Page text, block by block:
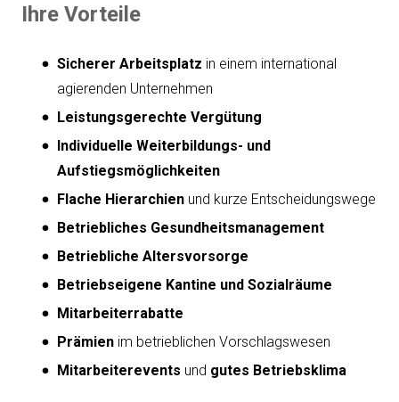
Ihre Vorteile
Sicherer Arbeitsplatz in einem international
agierenden Unternehmen
Leistungsgerechte Vergütung
Individuelle Weiterbildungs- und
Aufstiegsmöglichkeiten
Flache Hierarchien und kurze Entscheidungswege
Betriebliches Gesundheitsmanagement
Betriebliche Altersvorsorge
Betriebseigene Kantine und Sozialräume
Mitarbeiterrabatte
Prämien im betrieblichen Vorschlagswesen
Mitarbeiterevents und gutes Betriebsklima